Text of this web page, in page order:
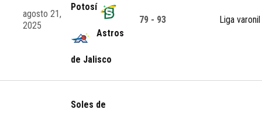
agosto 21,
2025
Potosí
Astros
de Jalisco
79 - 93 Liga varonil
Soles de